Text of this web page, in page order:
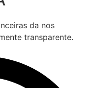
da nos
transparente.